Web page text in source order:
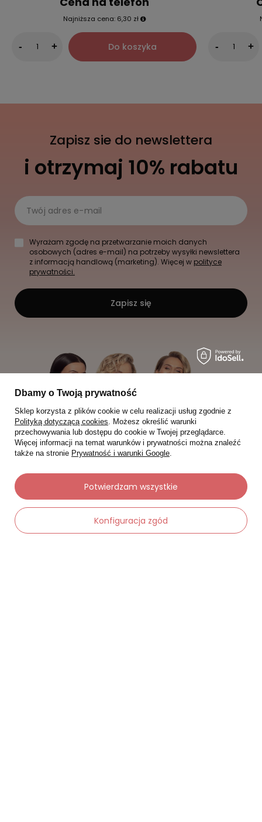
Najniższa cena: 6,30 zł
- + Do koszyka - +
Zapisz sie do newslettera
i otrzymaj 10% rabatu
Twój adres e-mail
Wyrażam zgodę na przetwarzanie moich danych
osobowych (adres e-mail) na potrzeby wysyłki newslettera
z informacją handlową (marketing). Więcej w polityce
prywatności.
Zapisz się
Moje zamówienia
Dbamy o Twoją prywatność
Sklep korzysta z plików cookie w celu realizacji usług zgodnie z
Polityką dotyczącą cookies. Możesz określić warunki
przechowywania lub dostępu do cookie w Twojej przeglądarce.
Więcej informacji na temat warunków i prywatności można znaleźć
także na stronie Prywatność i warunki Google.
Konfiguracja zgód
Potwierdzam wszystkie